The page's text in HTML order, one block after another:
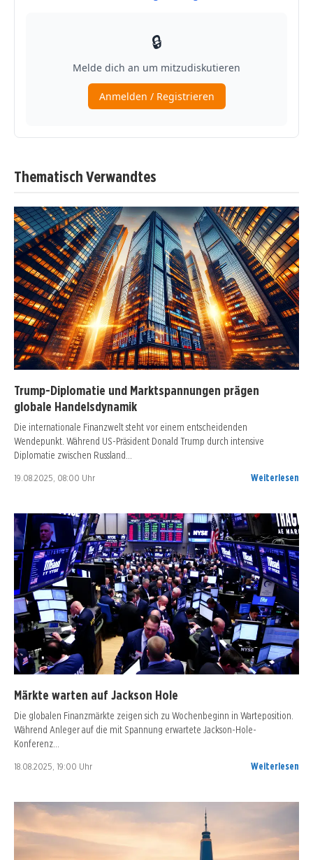
Thematisch Verwandtes
Trump-Diplomatie und Marktspannungen prägen
globale Handelsdynamik
Die internationale Finanzwelt steht vor einem entscheidenden
Wendepunkt. Während US-Präsident Donald Trump durch intensive
Diplomatie zwischen Russland…
19.08.2025, 08:00 Uhr Weiterlesen
Märkte warten auf Jackson Hole
Die globalen Finanzmärkte zeigen sich zu Wochenbeginn in Warteposition.
Während Anleger auf die mit Spannung erwartete Jackson-Hole-
Konferenz…
18.08.2025, 19:00 Uhr Weiterlesen